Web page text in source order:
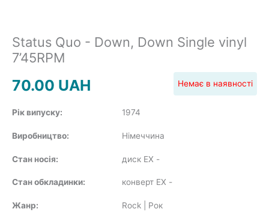
Status Quo - Down, Down Single vinyl
7’45RPM
70.00 UAH Немає в наявності
Рік випуску: 1974
Виробництво: Нiмеччина
Стан носія: диск EX -
Стан обкладинки: конверт EX -
Жанр: Rock | Рок
ROCK
SOUNDTRACK
COMPILATION